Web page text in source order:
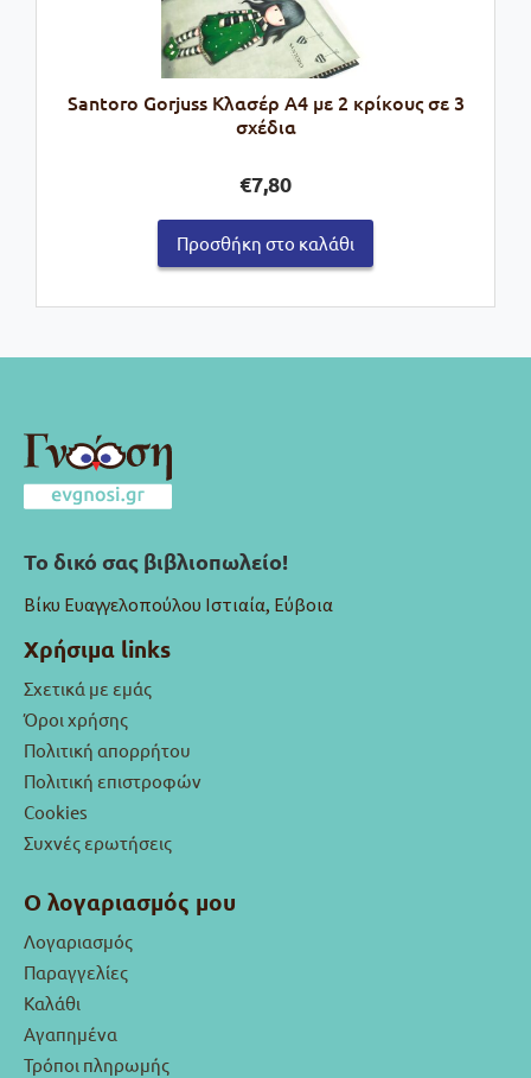
Santoro Gorjuss Κλασέρ Α4 με 2 κρίκους σε 3
σχέδια
€7,80
Προσθήκη στο καλάθι
Το δικό σας βιβλιοπωλείο!
Βίκυ Ευαγγελοπούλου Ιστιαία, Εύβοια
Χρήσιμα links
Σχετικά με εμάς
Όροι χρήσης
Πολιτική απορρήτου
Πολιτική επιστροφών
Cookies
Συχνές ερωτήσεις
Ο λογαριασμός μου
Λογαριασμός
Παραγγελίες
Καλάθι
Αγαπημένα
Τρόποι πληρωμής